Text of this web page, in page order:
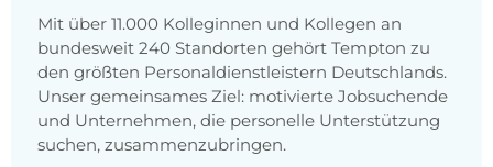
Mit über 11.000 Kolleginnen und Kollegen an
bundesweit 240 Standorten gehört Tempton zu
den größten Personaldienstleistern Deutschlands.
Unser gemeinsames Ziel: motivierte Jobsuchende
und Unternehmen, die personelle Unterstützung
suchen, zusammenzubringen.